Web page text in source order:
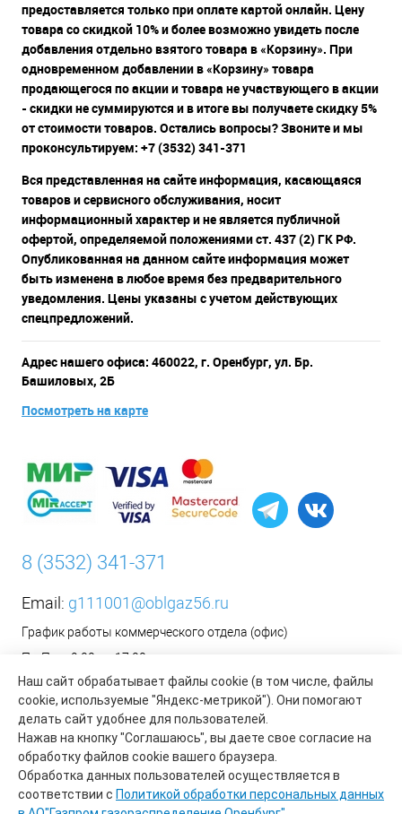
Наш сайт обрабатывает файлы cookie (в том числе, файлы
cookie, используемые "Яндекс-метрикой"). Они помогают
делать сайт удобнее для пользователей.
Нажав на кнопку "Соглашаюсь", вы даете свое согласие на
обработку файлов cookie вашего браузера.
Обработка данных пользователей осуществляется в
соответствии с Политикой обработки персональных данных
предоставляется только при оплате картой онлайн. Цену
товара со скидкой 10% и более возможно увидеть после
добавления отдельно взятого товара в «Корзину». При
одновременном добавлении в «Корзину» товара
продающегося по акции и товара не участвующего в акции
- скидки не суммируются и в итоге вы получаете скидку 5%
от стоимости товаров. Остались вопросы? Звоните и мы
проконсультируем: +7 (3532) 341-371
Вся представленная на сайте информация, касающаяся
товаров и сервисного обслуживания, носит
информационный характер и не является публичной
офертой, определяемой положениями ст. 437 (2) ГК РФ.
Опубликованная на данном сайте информация может
быть изменена в любое время без предварительного
уведомления. Цены указаны с учетом действующих
спецпредложений.
Адрес нашего офиса: 460022, г. Оренбург, ул. Бр.
Башиловых, 2Б
Посмотреть на карте
8 (3532) 341-371
Email: g111001@oblgaz56.ru
График работы коммерческого отдела (офис)
Пн-Пт: с 9:00 до 17:00
Сб-Вс: Выходной
__________________________________________
Оформить заявку на установку бытового газового
оборудования возможно на сайте организации АО «Газпром
газораспределение Оренбург»:https://www.oblgaz56.ru/